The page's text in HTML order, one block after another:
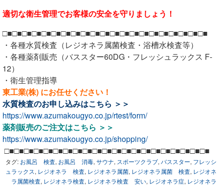
適切な衛生管理でお客様の安全を守りましょう！
□■□■□■□■□■□■□■□■□■□■□■□■□■□■□■□■□■□■□■□■□■
・各種水質検査（レジオネラ属菌検査・浴槽水検査等）
・各種薬剤販売（バススター60DG・フレッシュラックス F-
12）
・衛生管理指導
東工業(株) にお任せください！
水質検査のお申し込みはこちら ＞＞
https://www.azumakougyo.co.jp/rtest/form/
薬剤販売のご注文はこちら ＞＞
https://www.azumakougyo.co.jp/shopping/
□■□■□■□■□■□■□■□■□■□■□■□■□■□■□■□■□■□■□■□■□■
タグ: お風呂 検査, お風呂 消毒, サウナ, スポーツクラブ, バススター, フレッシ
ュラックス, レジオネラ 検査, レジオネラ属菌, レジオネラ属菌 検査, レジオネ
ラ属菌検査, レジオネラ検査, レジオネラ検査 安い, レジオネラ症, レジオネラ